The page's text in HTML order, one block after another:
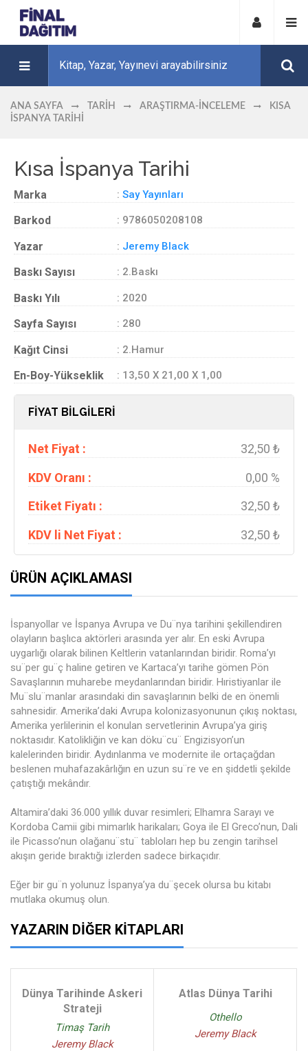
ANA SAYFA TARIH ARAŞTIRMA-İNCELEME
KISA
İSPANYA TARIHI
Kısa İspanya Tarihi
Marka : Say Yayınları
Barkod : 9786050208108
Yazar : Jeremy Black
Baskı Sayısı : 2.Baskı
Baskı Yılı : 2020
Sayfa Sayısı : 280
Kağıt Cinsi : 2.Hamur
En-Boy-Yükseklik : 13,50 X 21,00 X 1,00
FİYAT BİLGİLERİ
Net Fiyat :
32,50 ₺
KDV Oranı :
0,00 %
Etiket Fiyatı :
32,50 ₺
KDV li Net Fiyat :
32,50 ₺
ÜRÜN AÇIKLAMASI
İspanyollar ve İspanya Avrupa ve Du¨nya tarihini şekillendiren
olayların başlıca aktörleri arasında yer alır. En eski Avrupa
uygarlığı olarak bilinen Keltlerin vatanlarından biridir. Roma’yı
su¨per gu¨ç haline getiren ve Kartaca’yı tarihe gömen Pön
Savaşlarının muharebe meydanlarından biridir. Hıristiyanlar ile
Mu¨slu¨manlar arasındaki din savaşlarının belki de en önemli
sahnesidir. Amerika’daki Avrupa kolonizasyonunun çıkış noktası,
Amerika yerlilerinin el konulan servetlerinin Avrupa’ya giriş
noktasıdır. Katolikliğin ve kan döku¨cu¨ Engizisyon’un
kalelerinden biridir. Aydınlanma ve modernite ile ortaçağdan
beslenen muhafazakârlığın en uzun su¨re ve en şiddetli şekilde
çatıştığı mekândır.
Altamira’daki 36.000 yıllık duvar resimleri; Elhamra Sarayı ve
Kordoba Camii gibi mimarlık harikaları; Goya ile El Greco’nun, Dali
ile Picasso’nun olağanu¨stu¨ tabloları hep bu zengin tarihsel
akışın geride bıraktığı izlerden sadece birkaçıdır.
Eğer bir gu¨n yolunuz İspanya’ya du¨şecek olursa bu kitabı
mutlaka okumuş olun.
YAZARIN DIĞER KITAPLARI
Dünya Tarihinde Askeri
Strateji
Timaş Tarih
Jeremy Black
Atlas Dünya Tarihi
Othello
Jeremy Black